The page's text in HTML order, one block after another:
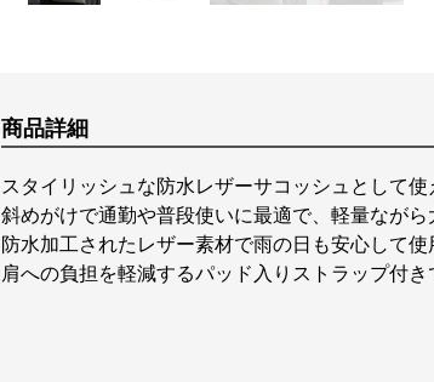
商品詳細
スタイリッシュな防水レザーサコッシュとして使
斜めがけで通勤や普段使いに最適で、軽量ながら
防水加工されたレザー素材で雨の日も安心して使
肩への負担を軽減するパッド入りストラップ付き